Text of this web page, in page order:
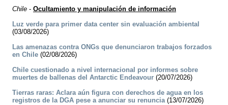
Chile - Ocultamiento y manipulación de información
Luz verde para primer data center sin evaluación ambiental
(03/08/2026)
Las amenazas contra ONGs que denunciaron trabajos forzados
en Chile (02/08/2026)
Chile cuestionado a nivel internacional por informes sobre
muertes de ballenas del Antarctic Endeavour (20/07/2026)
Tierras raras: Aclara aún figura con derechos de agua en los
registros de la DGA pese a anunciar su renuncia(13/07/2026)